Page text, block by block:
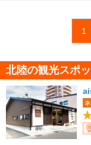
1
北陸の観光スポ